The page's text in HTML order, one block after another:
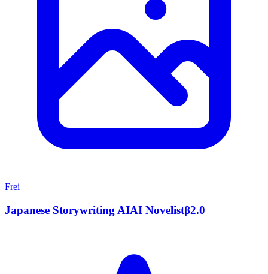
Frei
Japanese Storywriting AIAI Novelistβ2.0